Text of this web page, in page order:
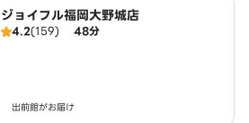
ジョイフル福岡大野城店
4.2(159) 48分
出前館がお届け